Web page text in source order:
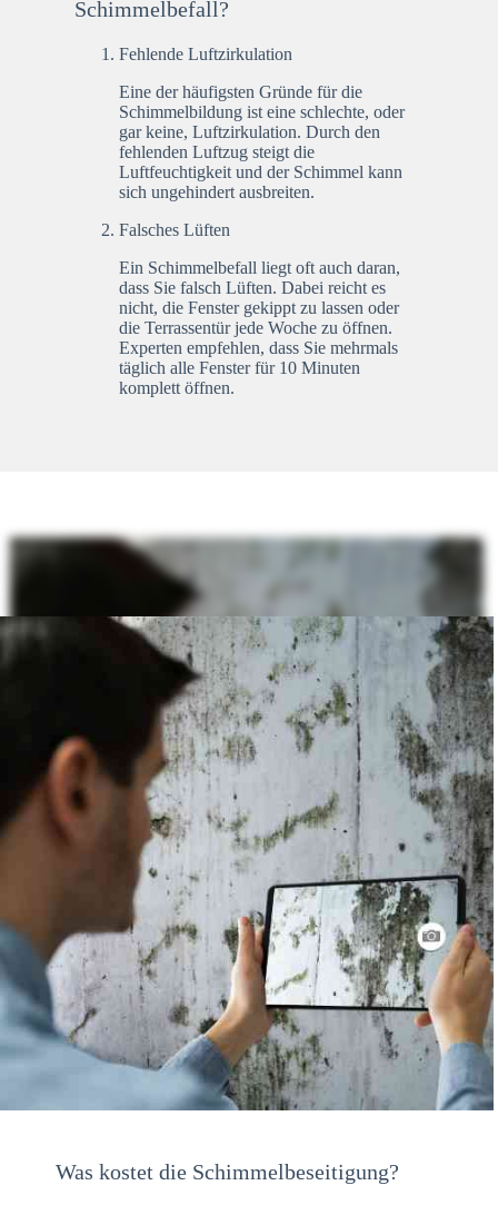
Schimmelbefall?
Fehlende Luftzirkulation
Eine der häufigsten Gründe für die
Schimmelbildung ist eine schlechte, oder
gar keine, Luftzirkulation. Durch den
fehlenden Luftzug steigt die
Luftfeuchtigkeit und der Schimmel kann
sich ungehindert ausbreiten.
Falsches Lüften
Ein Schimmelbefall liegt oft auch daran,
dass Sie falsch Lüften. Dabei reicht es
nicht, die Fenster gekippt zu lassen oder
die Terrassentür jede Woche zu öffnen.
Experten empfehlen, dass Sie mehrmals
täglich alle Fenster für 10 Minuten
komplett öffnen.
Was kostet die Schimmelbeseitigung?